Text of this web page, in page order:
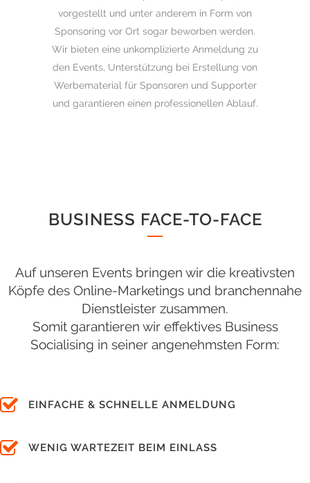
vorgestellt und unter anderem in Form von
Sponsoring vor Ort sogar beworben werden.
Wir bieten eine unkomplizierte Anmeldung zu
den Events, Unterstützung bei Erstellung von
Werbematerial für Sponsoren und Supporter
und garantieren einen professionellen Ablauf.
BUSINESS FACE-TO-FACE
Auf unseren Events bringen wir die kreativsten
Köpfe des Online-Marketings und branchennahe
Dienstleister zusammen.
Somit garantieren wir effektives Business
Socialising in seiner angenehmsten Form:
EINFACHE & SCHNELLE ANMELDUNG
WENIG WARTEZEIT BEIM EINLASS